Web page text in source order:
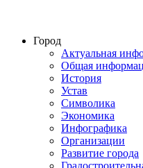
Город
Актуальная
Общая
История
Устав
Символика
Экономика
Инфографика
Организации
Развитие города